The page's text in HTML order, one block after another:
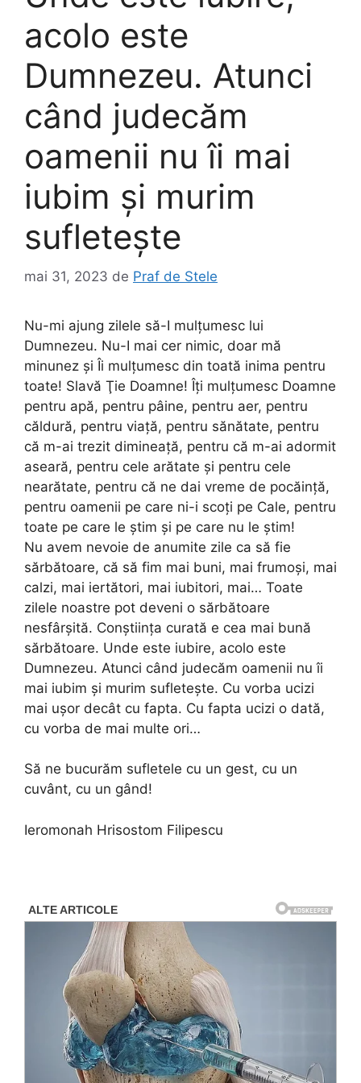
acolo este
Dumnezeu. Atunci
când judecăm
oamenii nu îi mai
iubim şi murim
sufleteşte
mai 31, 2023 de Praf de Stele
Nu-mi ajung zilele să-I mulţumesc lui
Dumnezeu. Nu-I mai cer nimic, doar mă
minunez şi Îi mulţumesc din toată inima pentru
toate! Slavă Ţie Doamne! Îţi mulţumesc Doamne
pentru apă, pentru pâine, pentru aer, pentru
căldură, pentru viaţă, pentru sănătate, pentru
că m-ai trezit dimineaţă, pentru că m-ai adormit
aseară, pentru cele arătate şi pentru cele
nearătate, pentru că ne dai vreme de pocăinţă,
pentru oamenii pe care ni-i scoţi pe Cale, pentru
toate pe care le ştim şi pe care nu le ştim!
Nu avem nevoie de anumite zile ca să fie
sărbătoare, că să fim mai buni, mai frumoşi, mai
calzi, mai iertători, mai iubitori, mai… Toate
zilele noastre pot deveni o sărbătoare
nesfârşită. Conştiinţa curată e cea mai bună
sărbătoare. Unde este iubire, acolo este
Dumnezeu. Atunci când judecăm oamenii nu îi
mai iubim şi murim sufleteşte. Cu vorba ucizi
mai uşor decât cu fapta. Cu fapta ucizi o dată,
cu vorba de mai multe ori…
Să ne bucurăm sufletele cu un gest, cu un
cuvânt, cu un gând!
Ieromonah Hrisostom Filipescu